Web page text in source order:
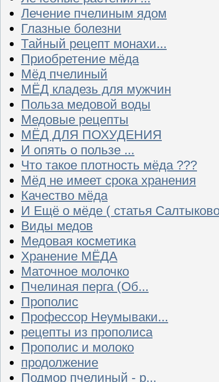
Лечение пчелиным ядом
Глазные болезни
Тайный рецепт монахи...
Приобретение мёда
Мёд пчелиный
МЁД кладезь для мужчин
Польза медовой воды
Медовые рецепты
МЁД ДЛЯ ПОХУДЕНИЯ
И опять о пользе ...
Что такое плотность мёда ???
Мёд не имеет срока хранения
Качество мёда
И Ещё о мёде ( статья
Виды медов
Медовая косметика
Хранение МЁДА
Маточное молочко
Пчелиная перга (Об...
Прополис
Профессор Неумываки...
рецепты из прополиса
Прополис и молоко
продолжение
Подмор пчелиный - р...